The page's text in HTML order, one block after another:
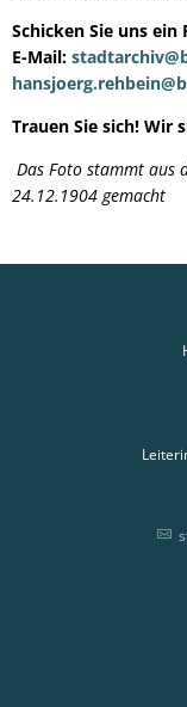
Schicken Sie uns
E-Mail:
Trauen Sie sich! Wir
Das Foto stammt aus
24.12.1904 gemacht